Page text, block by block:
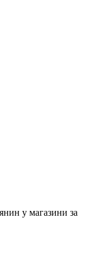
у магазини за